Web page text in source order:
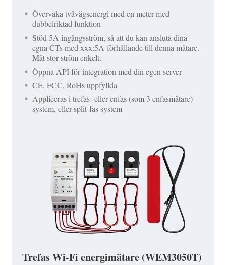
Övervaka tvåvägsenergi med en meter med
dubbelriktad funktion
Stöd 5A ingångsström, så att du kan ansluta dina
egna CTs med xxx:5A-förhållande till denna mätare.
Mät stor ström enkelt.
Öppna API för integration med din egen server
CE, FCC, RoHs uppfyllda
Appliceras i trefas- eller enfas (som 3 enfasmätare)
system, eller split-fas system
Trefas Wi-Fi energimätare (WEM3050T)